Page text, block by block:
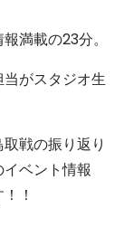
満載の23分。
がスタジオ生
戦の振り返り
ベント情報
！